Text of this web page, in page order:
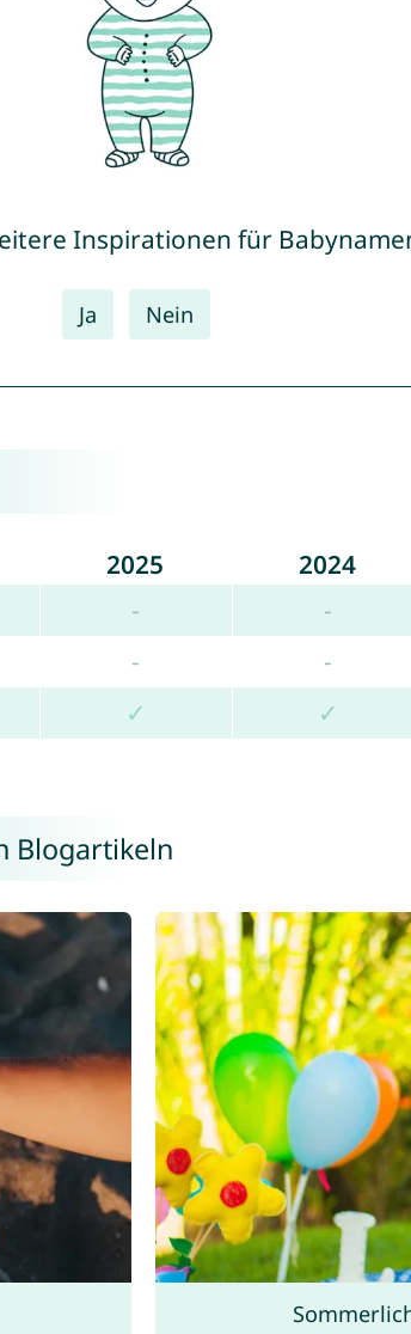
Inspirationen für
Ja Nein
2025
2024
-
-
-
-
✓ ✓
Blogartikeln